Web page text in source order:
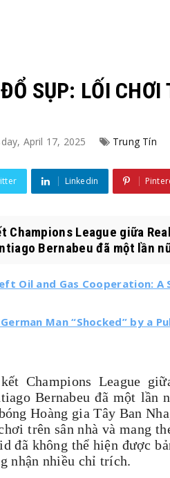
SỤP: LỐI
April 17, 2025 Trung Tín
Linkedin
Champions League giữa
Bernabeu đã một lần
Oil and Gas Cooperation:
Man “Shocked” by a
Champions League
Bernabeu đã một lần
Hoàng gia Tây Ban
trên sân nhà và mang
đã không thể hiện được
nhận nhiều chỉ trích.